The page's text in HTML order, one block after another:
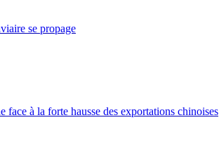
se propage
à la forte hausse des exportations chinoises